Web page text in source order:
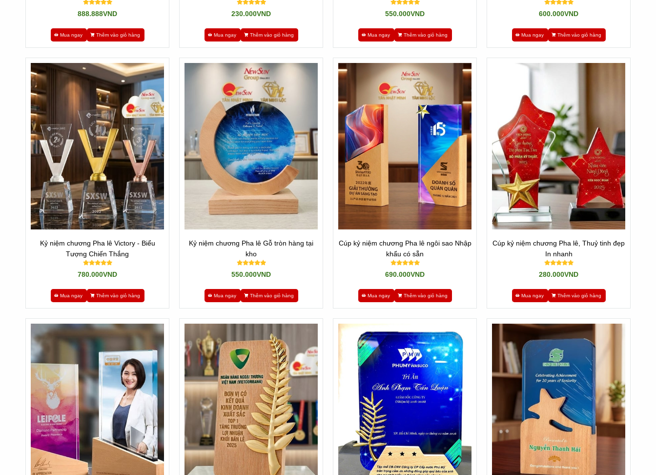
888.888VND
Mua ngay Thêm vào giỏ hàng
230.000VND
Mua ngay Thêm vào giỏ hàng
550.000VND
Mua ngay Thêm vào giỏ hàng
600.000VND
Mua ngay Thêm vào giỏ hàng
Kỷ niệm chương Pha lê Victory - Biểu
Tượng Chiến Thắng
780.000VND
Mua ngay Thêm vào giỏ hàng
Kỷ niệm chương Pha lê Gỗ tròn hàng tại
kho
550.000VND
Mua ngay Thêm vào giỏ hàng
Cúp kỷ niệm chương Pha lê ngôi sao Nhập
khẩu có sẵn
690.000VND
Mua ngay Thêm vào giỏ hàng
Cúp kỷ niệm chương Pha lê, Thuỷ tinh đẹp
In nhanh
280.000VND
Mua ngay Thêm vào giỏ hàng